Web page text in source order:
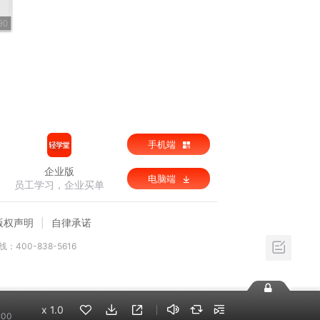
x 1.0
企业版
员工学习，企业买单
手机端
电脑端
权声明 自律承诺
：400-838-5616